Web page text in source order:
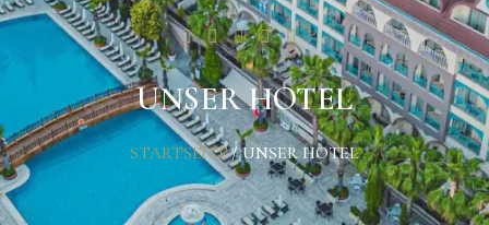
UNSER HOTEL
STARTSEITE / UNSER HOTEL